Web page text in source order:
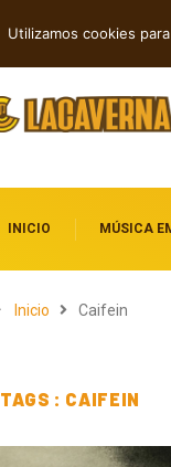
INICIO MÚSICA
Inicio Caifein
TAGS : CAIFEIN
Utilizamos cookies